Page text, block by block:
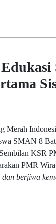
Merah
SMAN 8
KSR
PMR
berjiwa